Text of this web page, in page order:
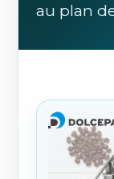
au plan